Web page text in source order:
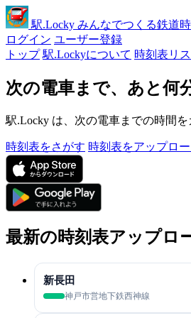
駅.Locky みんなでつくる鉄道
ログイン ユーザー登録
トップ 駅.Lockyについて 時刻表リス
次の電車まで、あと何
駅.Locky は、次の電車までの時間
時刻表をさがす 時刻表をアップロ
最新の時刻表アップロ
新長田
神戸市営地下鉄西神線